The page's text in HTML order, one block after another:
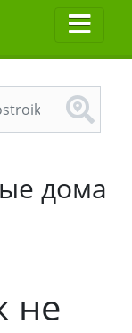
дома
не